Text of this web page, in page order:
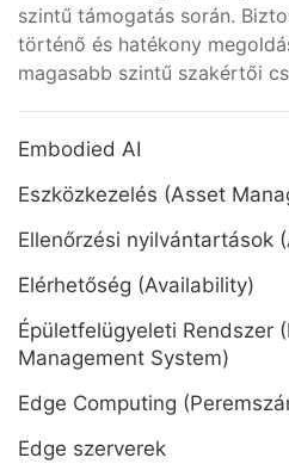
szintű támogatás során.
történő és hatékony
magasabb szintű szakértői
Embodied AI
Eszközkezelés (Asset
Ellenőrzési nyilvántartások
Elérhetőség (Availability)
Épületfelügyeleti Rendszer
Management System)
Edge Computing
Edge szerverek